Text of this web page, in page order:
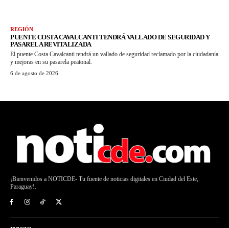
REGIÓN
PUENTE COSTA CAVALCANTI TENDRÁ VALLADO DE SEGURIDAD Y
PASARELA REVITALIZADA
El puente Costa Cavalcanti tendrá un vallado de seguridad reclamado por la ciudadanía
y mejoras en su pasarela peatonal.
6 de agosto de 2026
¡Bienvenidos a NOTICDE- Tu fuente de noticias digitales en Ciudad del Este,
Paraguay!.